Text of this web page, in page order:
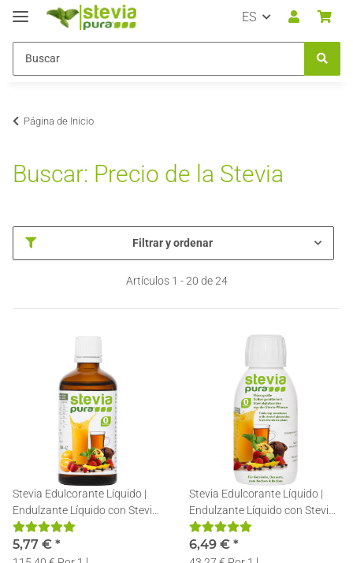
ES
Página de Inicio
Buscar: Precio de la Stevia
Filtrar y ordenar
Artículos 1 - 20 de 24
Stevia Edulcorante Líquido |
Endulzante Líquido con Stevia |
Stevia en gotas | 50ml
5,77 € *
Stevia Edulcorante Líquido |
Endulzante Líquido con Stevia |
Stevia en gotas | 150ml
6,49 € *